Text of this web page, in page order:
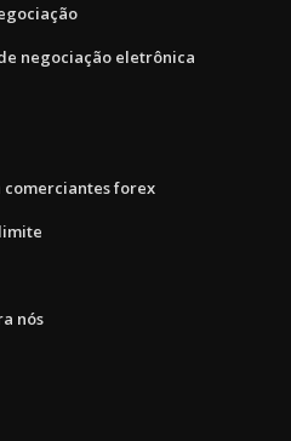
negociação eletrônica
forex
nós